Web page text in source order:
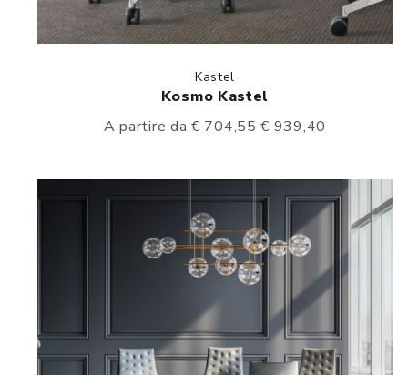
Kastel
Kosmo Kastel
A partire da € 704,55€ 939,40